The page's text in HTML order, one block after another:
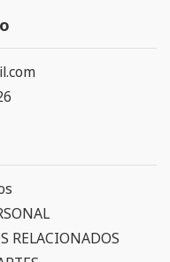
RELACIONADOS